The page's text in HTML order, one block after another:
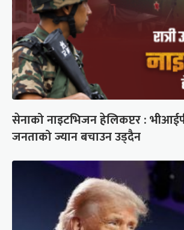
सेनाको नाइटभिजन हेलिकप्टर :
जनताको ज्यान बचाउन उड्दैन